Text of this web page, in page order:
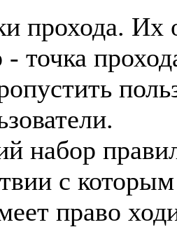
прохода. Их
- точка
набор
с
право